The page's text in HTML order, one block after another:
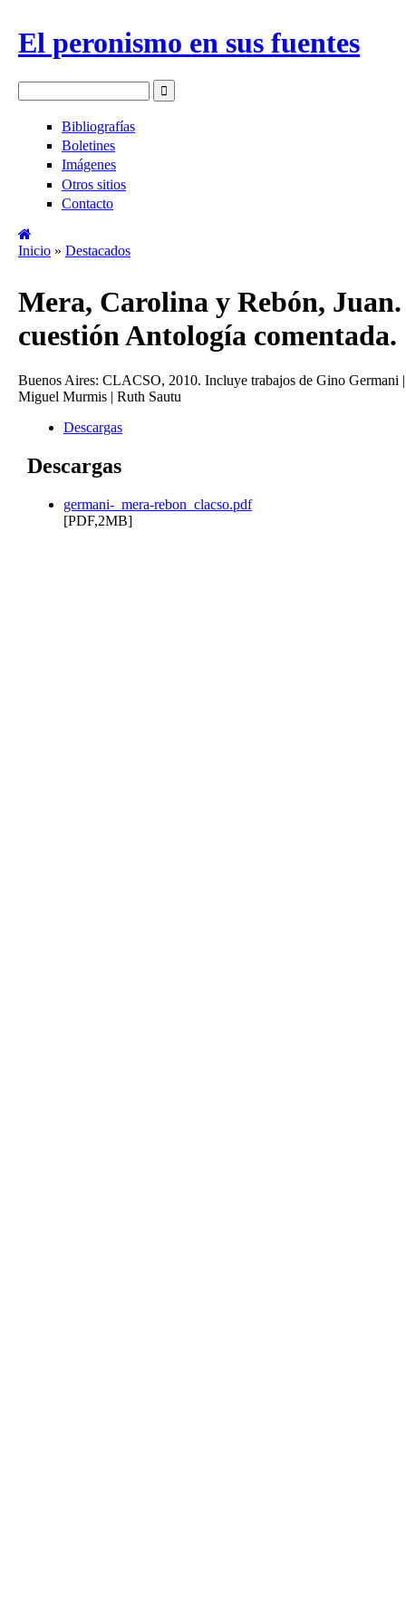
El peronismo en sus fuentes
Formulario de búsqueda
Buscar
Bibliografías
Boletines
Imágenes
Otros sitios
Contacto
Inicio » Destacados
Mera, Carolina y Rebón,
cuestión Antología comentada.
Buenos Aires: CLACSO, 2010. Incluye trabajos de Gino Germani
Miguel Murmis | Ruth Sautu
Descargas
Descargas
germani-_mera-rebon_clacso.pdf
[PDF,2MB]